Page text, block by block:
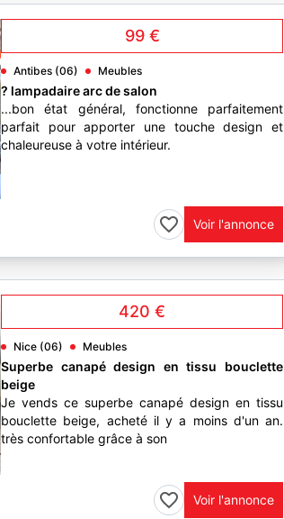
99 €
Antibes (06) Meubles
? lampadaire arc de salon
...bon état général, fonctionne parfaitement
parfait pour apporter une touche design et
chaleureuse à votre intérieur.
Voir l'annonce
420 €
Nice (06) Meubles
Superbe canapé design en tissu bouclette
beige
Je vends ce superbe canapé design en tissu
bouclette beige, acheté il y a moins d'un an.
très confortable grâce à son
Voir l'annonce